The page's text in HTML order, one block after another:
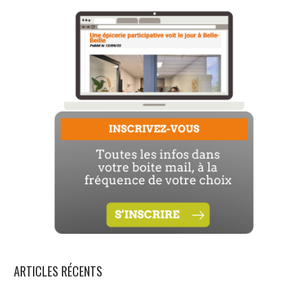
ARTICLES RÉCENTS